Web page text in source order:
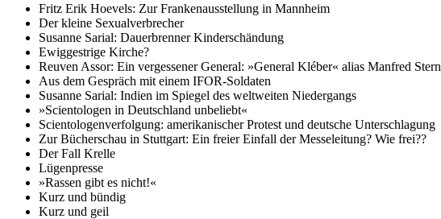
Fritz Erik Hoevels: Zur Frankenausstellung in Mannheim
Der kleine Sexualverbrecher
Susanne Sarial: Dauerbrenner Kinderschändung
Ewiggestrige Kirche?
Reuven Assor: Ein vergessener General: »General Kléber« alias Manfred Stern
Aus dem Gespräch mit einem IFOR-Soldaten
Susanne Sarial: Indien im Spiegel des weltweiten Niedergangs
»Scientologen in Deutschland unbeliebt«
Scientologenverfolgung: amerikanischer Protest und deutsche Unterschlagung
Zur Bücherschau in Stuttgart: Ein freier Einfall der Messeleitung? Wie frei??
Der Fall Krelle
Lügenpresse
»Rassen gibt es nicht!«
Kurz und bündig
Kurz und geil